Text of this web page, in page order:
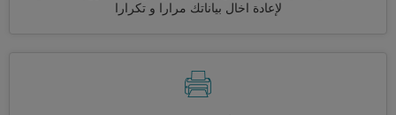
لإعادة اخال بياناتك مرارا و تكرارا